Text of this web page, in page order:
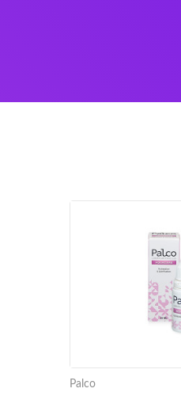
Palco